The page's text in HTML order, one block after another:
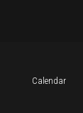
Calendar